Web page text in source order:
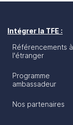
Intégrer la TFE :
Référencements à
l'étranger
Programme
ambassadeur
Nos partenaires